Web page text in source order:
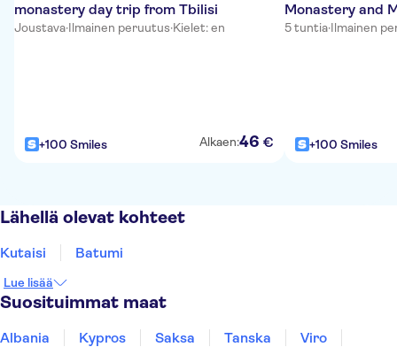
monastery day trip from Tbilisi
Joustava·Ilmainen peruutus·Kielet: en
+100 Smiles Alkaen:46 €
Monastery and
5 tuntia·Ilmainen
+100 Smiles
Lähellä olevat kohteet
Kutaisi Batumi
Lue lisää
Suosituimmat maat
Albania Kypros Saksa Tanska
Viro